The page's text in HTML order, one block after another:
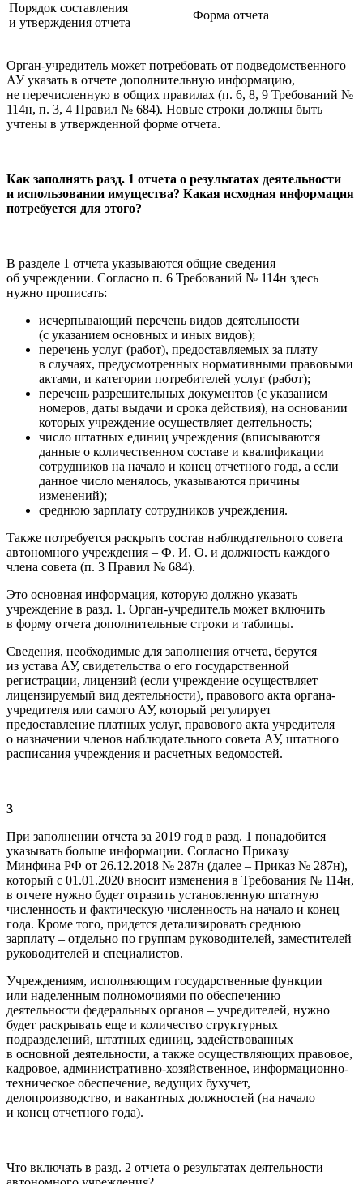
Порядок составления
и утверждения отчета
Форма отчета
Орган-учредитель может потребовать от подведомственного
АУ указать в отчете дополнительную информацию,
не перечисленную в общих правилах (п. 6, 8, 9 Требований №
114н, п. 3, 4 Правил № 684). Новые строки должны быть
учтены в утвержденной форме отчета.
Как заполнять разд. 1 отчета о результатах деятельности
и использовании имущества? Какая исходная информация
потребуется для этого?
В разделе 1 отчета указываются общие сведения
об учреждении. Согласно п. 6 Требований № 114н здесь
нужно прописать:
исчерпывающий перечень видов деятельности
(с указанием основных и иных видов);
перечень услуг (работ), предоставляемых за плату
в случаях, предусмотренных нормативными правовыми
актами, и категории потребителей услуг (работ);
перечень разрешительных документов (с указанием
номеров, даты выдачи и срока действия), на основании
которых учреждение осуществляет деятельность;
число штатных единиц учреждения (вписываются
данные о количественном составе и квалификации
сотрудников на начало и конец отчетного года, а если
данное число менялось, указываются причины
изменений);
среднюю зарплату сотрудников учреждения.
Также потребуется раскрыть состав наблюдательного совета
автономного учреждения – Ф. И. О. и должность каждого
члена совета (п. 3 Правил № 684).
Это основная информация, которую должно указать
учреждение в разд. 1. Орган-учредитель может включить
в форму отчета дополнительные строки и таблицы.
Сведения, необходимые для заполнения отчета, берутся
из устава АУ, свидетельства о его государственной
регистрации, лицензий (если учреждение осуществляет
лицензируемый вид деятельности), правового акта органа-
учредителя или самого АУ, который регулирует
предоставление платных услуг, правового акта учредителя
о назначении членов наблюдательного совета АУ, штатного
расписания учреждения и расчетных ведомостей.
3
При заполнении отчета за 2019 год в разд. 1 понадобится
указывать больше информации. Согласно Приказу
Минфина РФ от 26.12.2018 № 287н (далее – Приказ № 287н),
который с 01.01.2020 вносит изменения в Требования № 114н,
в отчете нужно будет отразить установленную штатную
численность и фактическую численность на начало и конец
года. Кроме того, придется детализировать среднюю
зарплату – отдельно по группам руководителей, заместителей
руководителей и специалистов.
Учреждениям, исполняющим государственные функции
или наделенным полномочиями по обеспечению
деятельности федеральных органов – учредителей, нужно
будет раскрывать еще и количество структурных
подразделений, штатных единиц, задействованных
в основной деятельности, а также осуществляющих правовое,
кадровое, административно-хозяйственное, информационно-
техническое обеспечение, ведущих бухучет,
делопроизводство, и вакантных должностей (на начало
и конец отчетного года).
Что включать в разд. 2 отчета о результатах деятельности